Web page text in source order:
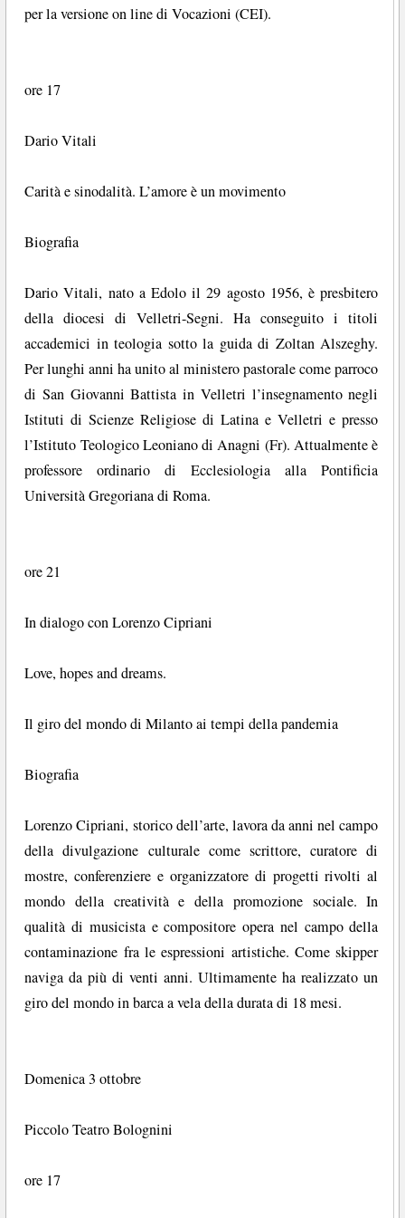
per la versione on line di Vocazioni (CEI).
ore 17
Dario Vitali
Carità e sinodalità. L’amore è un movimento
Biografia
Dario Vitali, nato a Edolo il 29 agosto 1956, è presbitero
della diocesi di Velletri-Segni. Ha conseguito i titoli
accademici in teologia sotto la guida di Zoltan Alszeghy.
Per lunghi anni ha unito al ministero pastorale come parroco
di San Giovanni Battista in Velletri l’insegnamento negli
Istituti di Scienze Religiose di Latina e Velletri e presso
l’Istituto Teologico Leoniano di Anagni (Fr). Attualmente è
professore ordinario di Ecclesiologia alla Pontificia
Università Gregoriana di Roma.
ore 21
In dialogo con Lorenzo Cipriani
Love, hopes and dreams.
Il giro del mondo di Milanto ai tempi della pandemia
Biografia
Lorenzo Cipriani, storico dell’arte, lavora da anni nel campo
della divulgazione culturale come scrittore, curatore di
mostre, conferenziere e organizzatore di progetti rivolti al
mondo della creatività e della promozione sociale. In
qualità di musicista e compositore opera nel campo della
contaminazione fra le espressioni artistiche. Come skipper
naviga da più di venti anni. Ultimamente ha realizzato un
giro del mondo in barca a vela della durata di 18 mesi.
Domenica 3 ottobre
Piccolo Teatro Bolognini
ore 17